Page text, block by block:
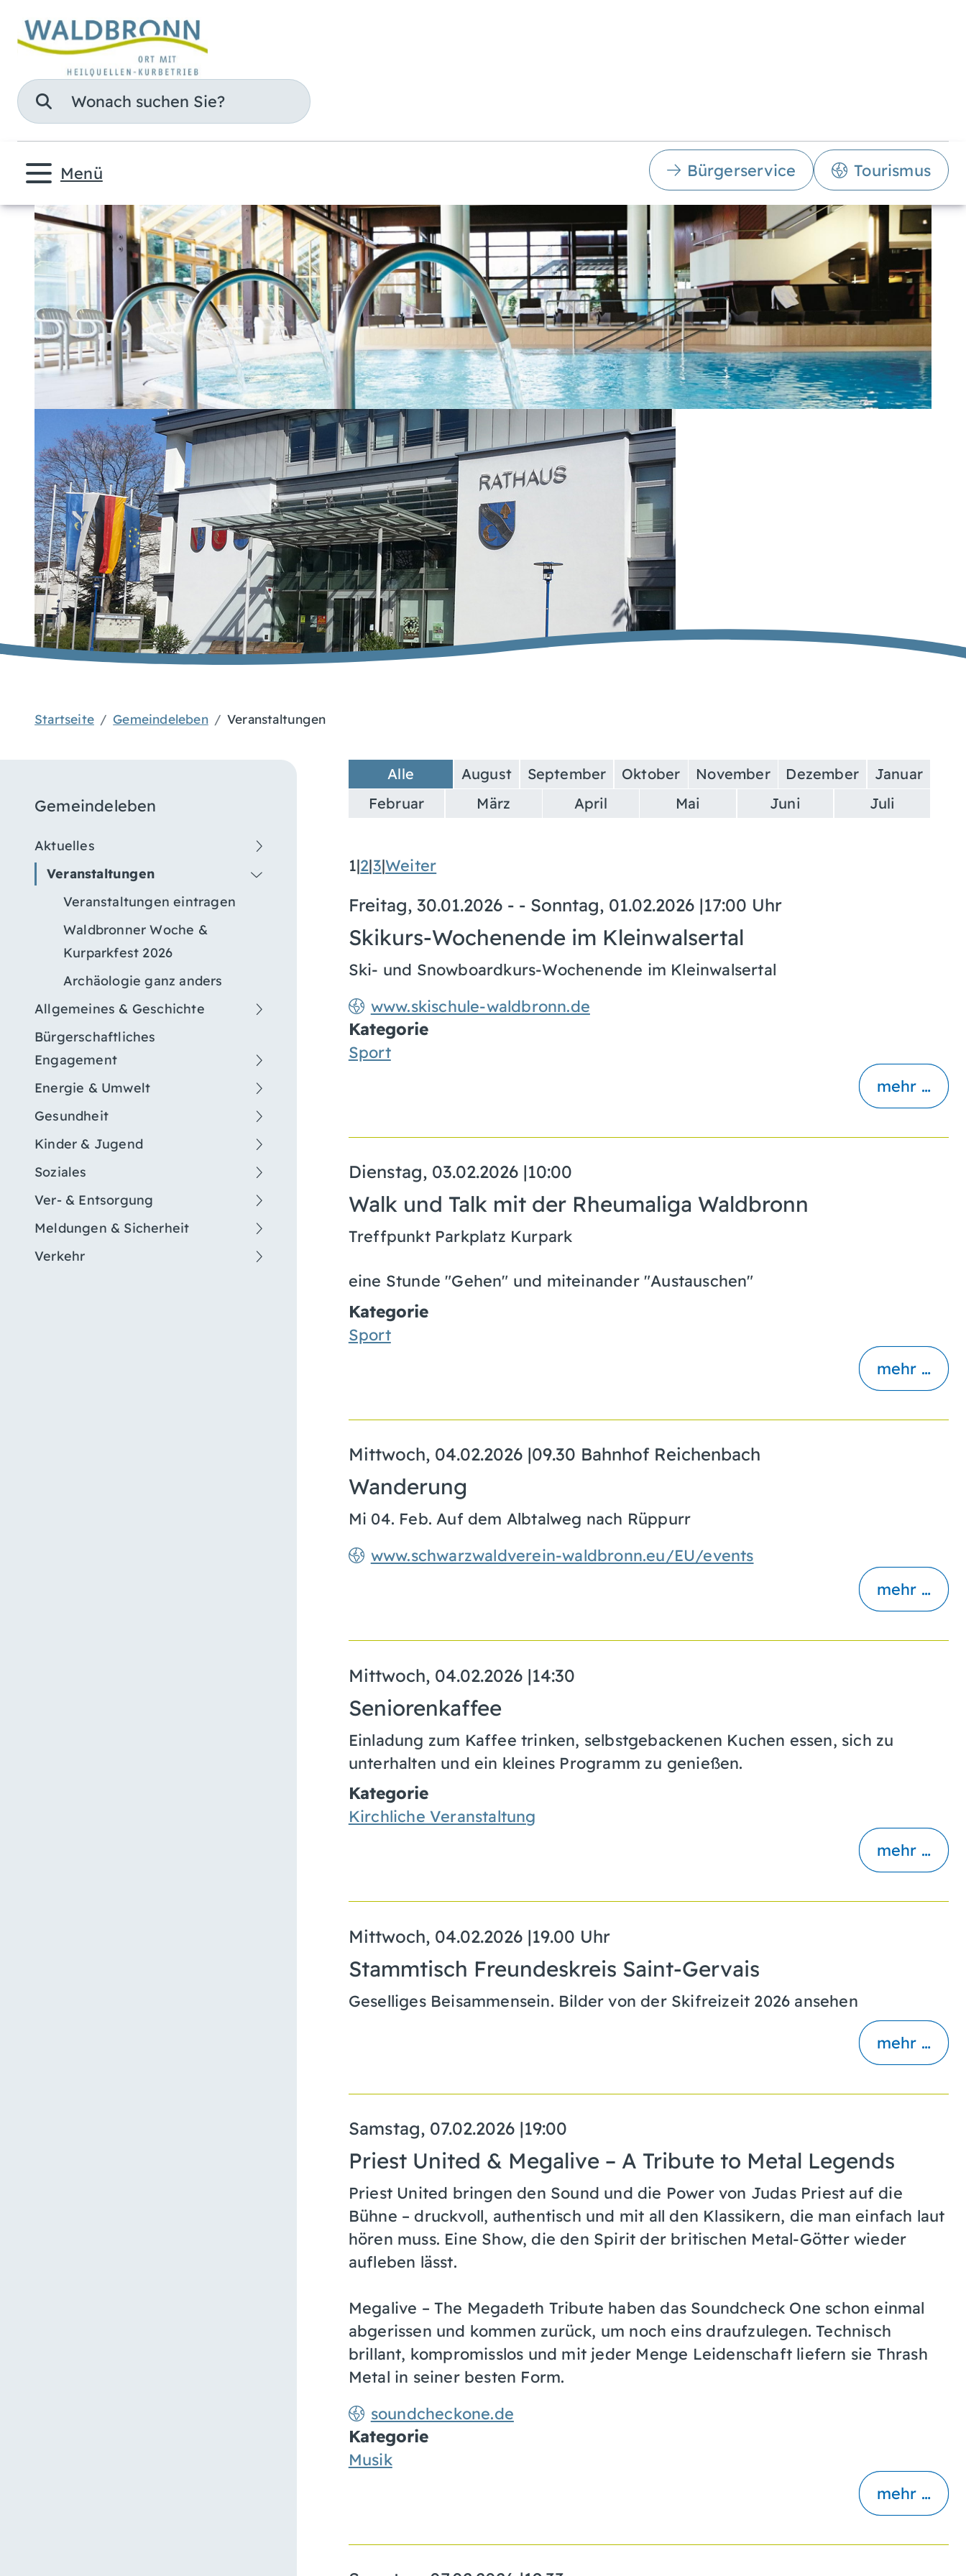
Suche
Menü Bürgerservice Tourismus
Startseite Gemeindeleben Veranstaltungen
Gemeindeleben
Aktuelles
Veranstaltungen
Veranstaltungen eintragen
Waldbronner Woche &
Kurparkfest 2026
Archäologie ganz anders
Allgemeines & Geschichte
Bürgerschaftliches
Engagement
Energie & Umwelt
Gesundheit
Kinder & Jugend
Soziales
Ver- & Entsorgung
Meldungen & Sicherheit
Verkehr
Alle August September Oktober November Dezember
Januar
Februar
März April Mai Juni Juli
1|2|3|Weiter
Freitag, 30.01.2026- - Sonntag, 01.02.2026 |17:00 Uhr
Skikurs-Wochenende im Kleinwalsertal
www.skischule-waldbronn.de
Ski- und Snowboardkurs-Wochenende im Kleinwalsertal
Kategorie
Sport
mehr …
Dienstag, 03.02.2026 |10:00
Walk und Talk mit der Rheumaliga Waldbronn
Treffpunkt Parkplatz Kurpark
eine Stunde "Gehen" und miteinander "Austauschen"
Kategorie
Sport
mehr …
Mittwoch, 04.02.2026 |09.30 Bahnhof Reichenbach
Wanderung
www.schwarzwaldverein-waldbronn.eu/EU/events
Mi 04. Feb. Auf dem Albtalweg nach Rüppurr
mehr …
Mittwoch, 04.02.2026 |14:30
Seniorenkaffee
Einladung zum Kaffee trinken, selbstgebackenen Kuchen essen, sich zu
unterhalten und ein kleines Programm zu genießen.
Kategorie
Kirchliche Veranstaltung
mehr …
Mittwoch, 04.02.2026 |19.00 Uhr
Stammtisch Freundeskreis Saint-Gervais
Geselliges Beisammensein. Bilder von der Skifreizeit 2026 ansehen
mehr …
Samstag, 07.02.2026 |19:00
Priest United & Megalive – A Tribute to Metal Legends
soundcheckone.de
Priest United bringen den Sound und die Power von Judas Priest auf die
Bühne – druckvoll, authentisch und mit all den Klassikern, die man einfach laut
hören muss. Eine Show, die den Spirit der britischen Metal-Götter wieder
aufleben lässt.
Megalive – The Megadeth Tribute haben das Soundcheck One schon einmal
abgerissen und kommen zurück, um noch eins draufzulegen. Technisch
brillant, kompromisslos und mit jeder Menge Leidenschaft liefern sie Thrash
Metal in seiner besten Form.
Kategorie
Musik
mehr …